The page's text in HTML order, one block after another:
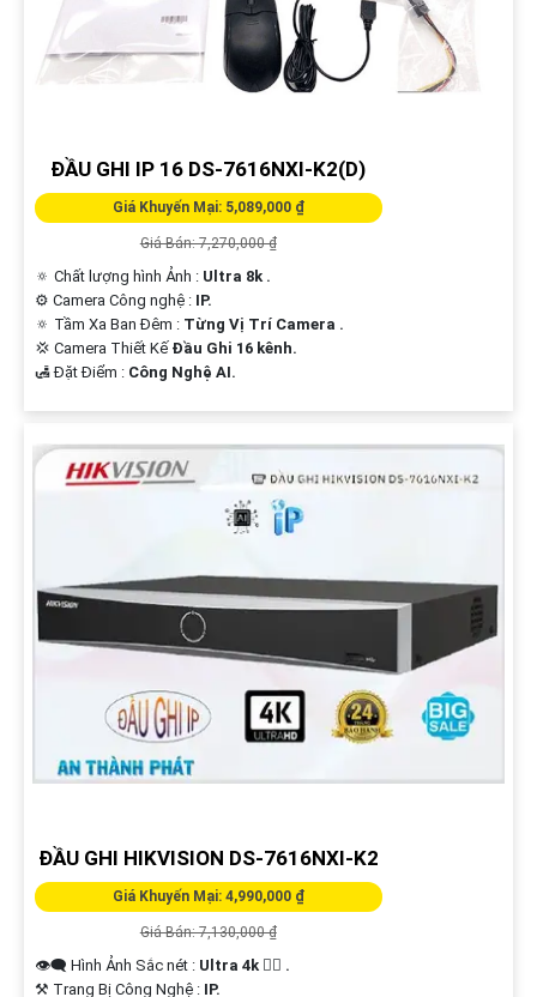
ĐẦU GHI IP 16 DS-7616NXI-K2(D)
Giá Khuyến Mại: 5,089,000 ₫
Giá Bán: 7,270,000 ₫
🔅 Chất lượng hình Ảnh : Ultra 8k .
⚙ Camera Công nghệ : IP.
🔅 Tầm Xa Ban Đêm : Từng Vị Trí Camera .
💢 Camera Thiết Kế Đầu Ghi 16 kênh.
️🛃 Đặt Điểm : Công Nghệ AI.
ĐẦU GHI HIKVISION DS-7616NXI-K2
Giá Khuyến Mại: 4,990,000 ₫
Giá Bán: 7,130,000 ₫
👁️‍🗨 Hình Ảnh Sắc nét : Ultra 4k 👍🏾 .
⚒ Trang Bị Công Nghệ : IP.